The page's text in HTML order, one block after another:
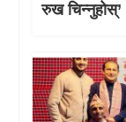
रुख चिन्नुहोस्’